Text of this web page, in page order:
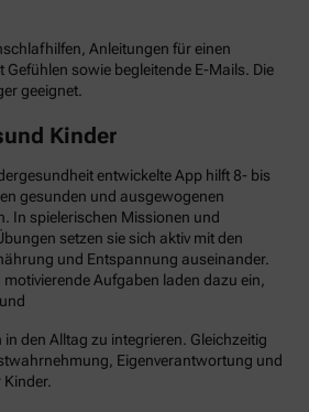
Anleitungen für einen
sowie begleitende E-Mails. Die
geeignet.
Kinder
entwickelte App hilft 8- bis
gesunden und ausgewogenen
In spielerischen Missionen und
setzen sie sich aktiv mit den
und Entspannung auseinander.
Aufgaben laden dazu ein,
den Alltag zu integrieren. Gleichzeitig
Eigenverantwortung und
Kinder.